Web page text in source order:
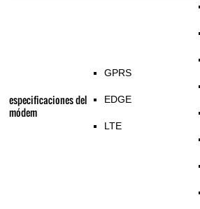
especificaciones del
módem
GPRS
EDGE
LTE